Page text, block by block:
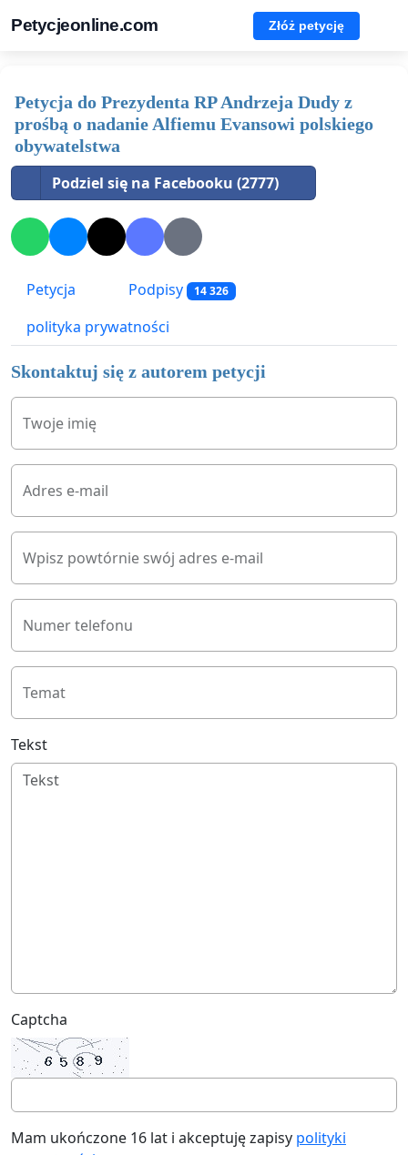
Petycjeonline.com Złóż petycję
Petycja do Prezydenta RP Andrzeja Dudy z
prośbą o nadanie Alfiemu Evansowi polskiego
obywatelstwa
Podziel się na Facebooku (2777)
Petycja Podpisy 14 326
polityka prywatności
Skontaktuj się z autorem petycji
Twoje imię
Adres e-mail
Wpisz powtórnie swój adres e-mail
Numer telefonu
Temat
Tekst
Captcha
Mam ukończone 16 lat i akceptuję zapisy polityki